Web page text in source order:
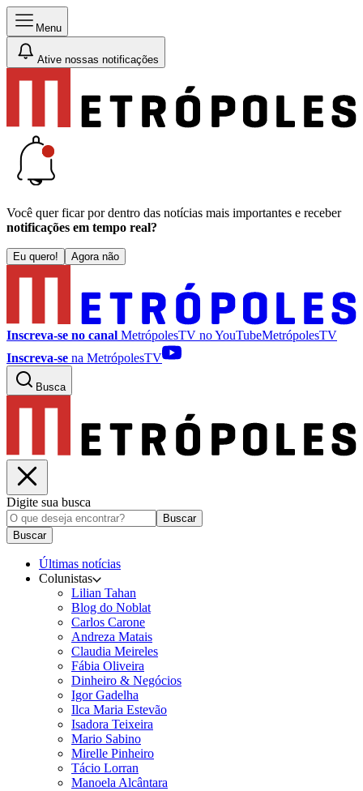
Menu
Ative nossas notificações
Você quer ficar por dentro das notícias mais importantes e receber
notificações em tempo real?
Eu quero! Agora não
Inscreva-se no canal MetrópolesTV noYouTubeMetrópolesTV
Inscreva-se na MetrópolesTV
Busca
Digite sua busca
Buscar
Buscar
Últimas notícias
Colunistas
Lilian Tahan
Blog do Noblat
Carlos Carone
Andreza Matais
Claudia Meireles
Fábia Oliveira
Dinheiro & Negócios
Igor Gadelha
Ilca Maria Estevão
Isadora Teixeira
Mario Sabino
Mirelle Pinheiro
Tácio Lorran
Manoela Alcântara